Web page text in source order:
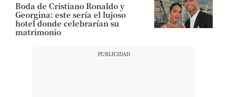
Boda de Cristiano Ronaldo y
Georgina: este sería el lujoso
hotel donde celebrarían su
matrimonio